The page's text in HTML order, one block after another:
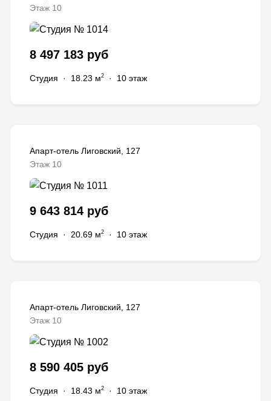
Этаж 10
8 497 183 руб
Студия · 18.23 м2 · 10 этаж
Апарт-отель Лиговский, 127
Этаж 10
9 643 814 руб
Студия · 20.69 м2 · 10 этаж
Апарт-отель Лиговский, 127
Этаж 10
8 590 405 руб
Студия · 18.43 м2 · 10 этаж